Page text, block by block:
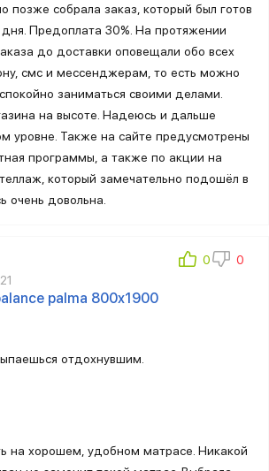
позже собрала заказ, который был готов
дня. Предоплата 30%. На протяжении
до доставки оповещали обо всех
смс и мессенджерам, то есть можно
заниматься своими делами.
на высоте. Надеюсь и дальше
уровне. Также на сайте предусмотрены
программы, а также по акции на
который замечательно подошёл в
очень довольна.
palma 800х1900
отдохнувшим.
на хорошем, удобном матрасе. Никакой